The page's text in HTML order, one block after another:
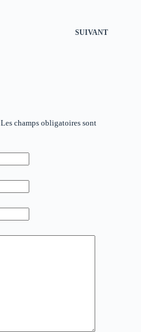
SUIVANT
Les champs obligatoires sont